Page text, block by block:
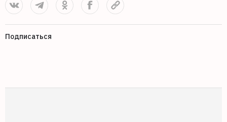
Подписаться